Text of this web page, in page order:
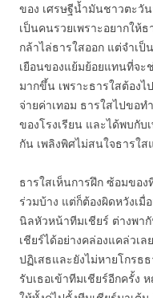
ของ เศรษฐีน้ำมันชาวตะวั
เป็นคนรวยเพราะอยากให้
กล้าไล่ธารใสออก แต่จำเ
เยือนของแย้มย้อยแทนที่จ
มากขึ้น เพราะธารใสต้องไ
จ่ายค่าเทอม ธารใสไปขอท
ของโรงเรียน และได้พบกั
กัน เพลิงพิศไม่สนใจธารใ
ธารใสเห็นการฝึก ซ้อมขอ
ร่วมบ้าง แต่ก็ต้องผิดหวังเ
นิลหัวหน้าทีมเชียร์ ต่างพา
เชียร์ได้อย่างคล่องแคล่วเ
ปฏิเสธและยังไม่หายโกรธ
รับเธอเข้าทีมเชียร์อีกครั้ง